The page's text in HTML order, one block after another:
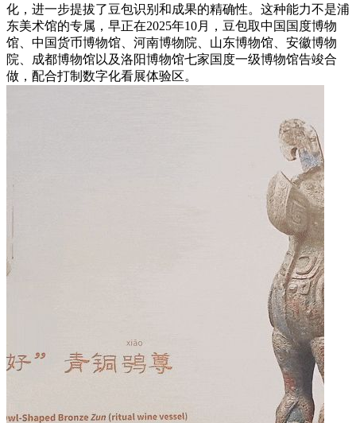
化，进一步提拔了豆包识别和成果的精确性。这种能力不是浦
东美术馆的专属，早正在2025年10月，豆包取中国国度博物
馆、中国货币博物馆、河南博物院、山东博物馆、安徽博物
院、成都博物馆以及洛阳博物馆七家国度一级博物馆告竣合
做，配合打制数字化看展体验区。